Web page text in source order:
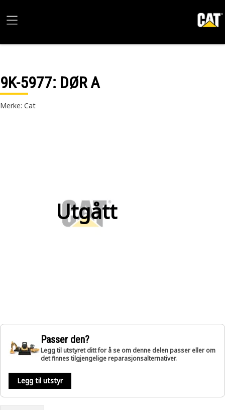
9K-5977: DØR A
Merke: Cat
Utgått
Passer den?
Legg til utstyret ditt for å se om denne delen passer eller om
det finnes tilgjengelige reparasjonsalternativer.
Legg til utstyr